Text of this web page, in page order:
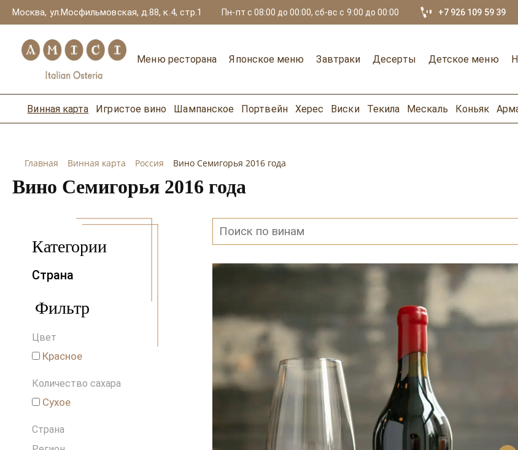
Москва, ул.Мосфильмовская, д.88, к.4, стр.1 Пн-пт с 08:00 до 00:00, сб-вс с 9:00 до 00:00 +7 926 109 59 39
Меню ресторана Японское меню Завтраки Десерты Детское меню
Винная карта Игристое вино Шампанское Портвейн Херес Виски Текила Мескаль Коньяк
Главная Винная карта Россия Вино Семигорья 2016 года
Вино Семигорья 2016 года
Категории
Страна
Австрия
Венгрия
Германия
Грузия
Израиль
Италия
Фильтр
Цвет
Красное
Количество сахара
Сухое
Страна